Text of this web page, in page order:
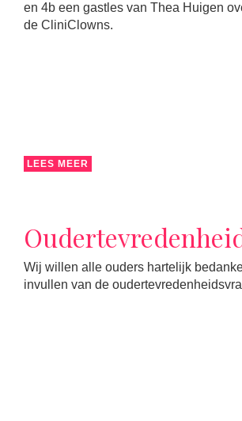
en 4b een gastles van Thea Huigen
de CliniClowns.
LEES MEER
Wij willen alle ouders hartelijk
invullen van de